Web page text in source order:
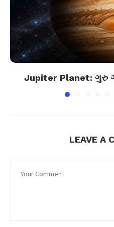
Jupiter Planet: ગુરુ
LEAVE A